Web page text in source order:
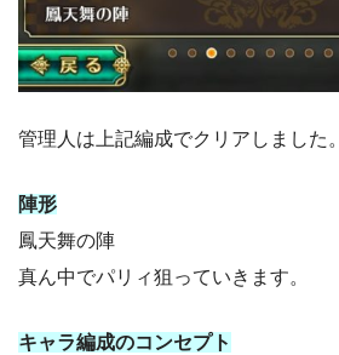
管理人は上記編成でクリアしました。
陣形
鳳天舞の陣
真ん中でパリィ狙っていきます。
キャラ編成のコンセプト